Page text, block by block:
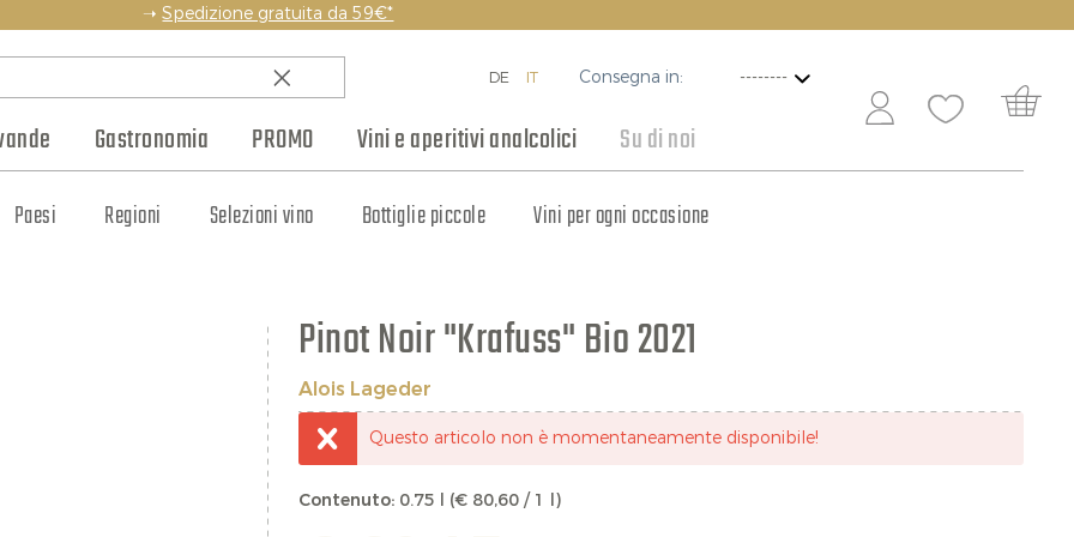
➝Spedizione gratuita da 59€*
DE IT Consegna in:
Gastronomia PROMO Vini e aperitivi analcolici Su di noi
Paesi Regioni Selezioni vino Bottiglie piccole Vini per ogni occasione
Champagne Altri spumanti
Rum Whisky Liquori e amari Cognac e Armagnac
Pasta e prodotti da forno Composte e mostarde Sottaceti e conserve
Weinhaus Club Blog Produttori Jobs Regali
Pinot Noir "Krafuss" Bio 2021
Alois Lageder
Questo articolo non è momentaneamente disponibile!
Contenuto: 0.75 l (€ 80,60 / 1 l)